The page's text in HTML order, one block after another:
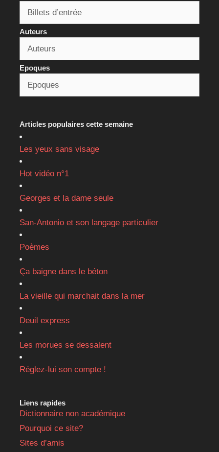
Auteurs
Epoques
Articles populaires cette semaine
Les yeux sans visage
Hot vidéo n°1
Georges et la dame seule
San-Antonio et son langage particulier
Poèmes
Ça baigne dans le béton
La vieille qui marchait dans la mer
Deuil express
Les morues se dessalent
Réglez-lui son compte !
Liens rapides
Dictionnaire non académique
Pourquoi ce site?
Sites d’amis